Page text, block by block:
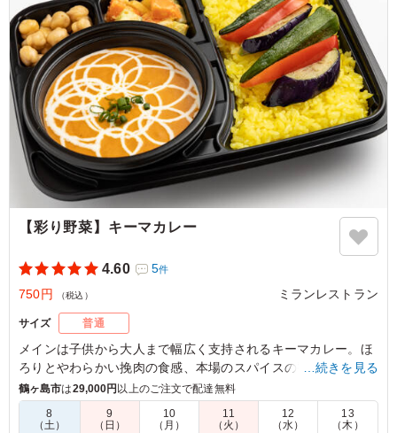
ですが英語で書いてあって同じ色のカレーだとどれがどれ
か少し分かりにくいと思いました。
ご利用シーン：－
埼玉県志木市柏町2026/07/02
【彩り野菜】キーマカレー
4.60 5件
750円 （税込） ミランレストラン
サイズ 普通
メインは子供から大人まで幅広く支持されるキーマカレー。ほ
ろりとやわらかい挽肉の食感、本場のスパイスの香り、唐辛子
の辛味の共演、そして合唱に酔いしれること間違いなし。店舗
独自の調合をお楽しみください。
…続きを見る
鶴ヶ島市は29,000円 以上のご注文で配達無料
8
（土）
9
（日）
10
（月）
11
（火）
12
（水）
13
（木）